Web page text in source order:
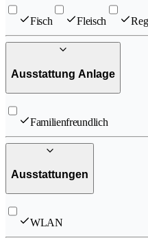
Fisch Fleisch
Ausstattung Anlage
Familienfreundlich
Ausstattungen
WLAN